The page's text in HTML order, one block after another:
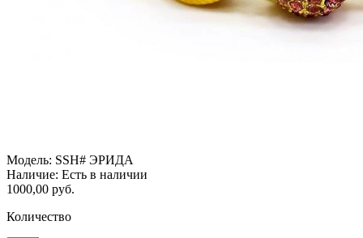
Модель: SSH# ЭРИДА
Наличие: Есть в наличии
1000,00 руб.
Количество